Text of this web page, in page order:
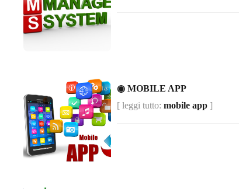
◉ MOBILE APP
[ leggi tutto: mobile app ]